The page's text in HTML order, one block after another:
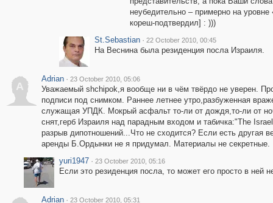
неубедительно – примерно на
кореш-подтвердил] : )))
St.Sebastian · 22 October 2010, 00:45
На Веснина была резиденция посла Израиля.
A
Adrian · 23 October 2010, 05:06
Уважаемый shchipok,я вообще ни в чём твёрдо не уверен.
подписи под снимком. Раннее летнее утро,разбуженная
служащая УПДК. Мокрый асфальт то-ли от дождя,то-ли от
снят,герб Израиля над парадным входом и табичка:"The
разрыв дипотношений...Что не сходится? Если есть другая
аренды Б.Ордынки не я придумал. Материалы не секретные.
yuri1947 · 23 October 2010, 05:16
Если это резиденция посла, то может его просто в ней
Adrian · 23 October 2010, 05:31